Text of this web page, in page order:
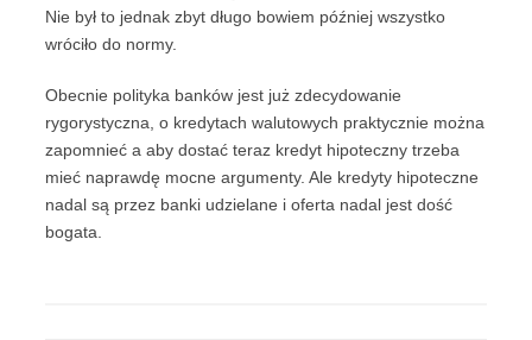
Nie był to jednak zbyt długo bowiem później wszystko
wróciło do normy.
Obecnie polityka banków jest już zdecydowanie
rygorystyczna, o kredytach walutowych praktycznie można
zapomnieć a aby dostać teraz kredyt hipoteczny trzeba
mieć naprawdę mocne argumenty. Ale kredyty hipoteczne
nadal są przez banki udzielane i oferta nadal jest dość
bogata.